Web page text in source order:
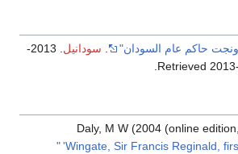
حاكم عام السودان" سودانيل
. 2013-
Daly, M W (2004 (online
"'Wingate, Sir Francis Reginald,